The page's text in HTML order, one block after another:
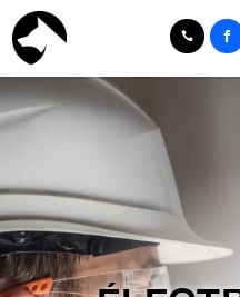
 